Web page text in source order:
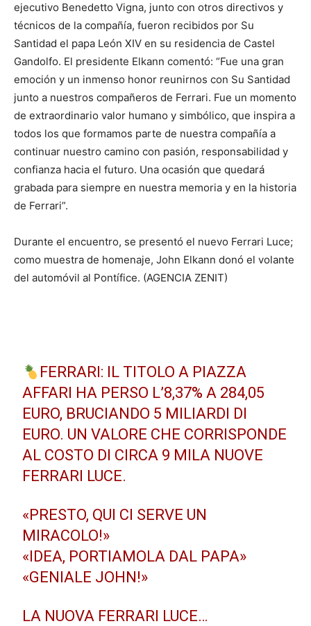
ejecutivo Benedetto Vigna, junto con otros directivos y
técnicos de la compañía, fueron recibidos por Su
Santidad el papa León XIV en su residencia de Castel
Gandolfo. El presidente Elkann comentó: “Fue una gran
emoción y un inmenso honor reunirnos con Su Santidad
junto a nuestros compañeros de Ferrari. Fue un momento
de extraordinario valor humano y simbólico, que inspira a
todos los que formamos parte de nuestra compañía a
continuar nuestro camino con pasión, responsabilidad y
confianza hacia el futuro. Una ocasión que quedará
grabada para siempre en nuestra memoria y en la historia
de Ferrari”.
Durante el encuentro, se presentó el nuevo Ferrari Luce;
como muestra de homenaje, John Elkann donó el volante
del automóvil al Pontífice. (AGENCIA ZENIT)
FERRARI: IL TITOLO A PIAZZA
AFFARI HA PERSO L’8,37% A 284,05
EURO, BRUCIANDO 5 MILIARDI DI
EURO. UN VALORE CHE CORRISPONDE
AL COSTO DI CIRCA 9 MILA NUOVE
FERRARI LUCE.
«PRESTO, QUI CI SERVE UN
MIRACOLO!»
«IDEA, PORTIAMOLA DAL PAPA»
«GENIALE JOHN!»
LA NUOVA FERRARI LUCE…